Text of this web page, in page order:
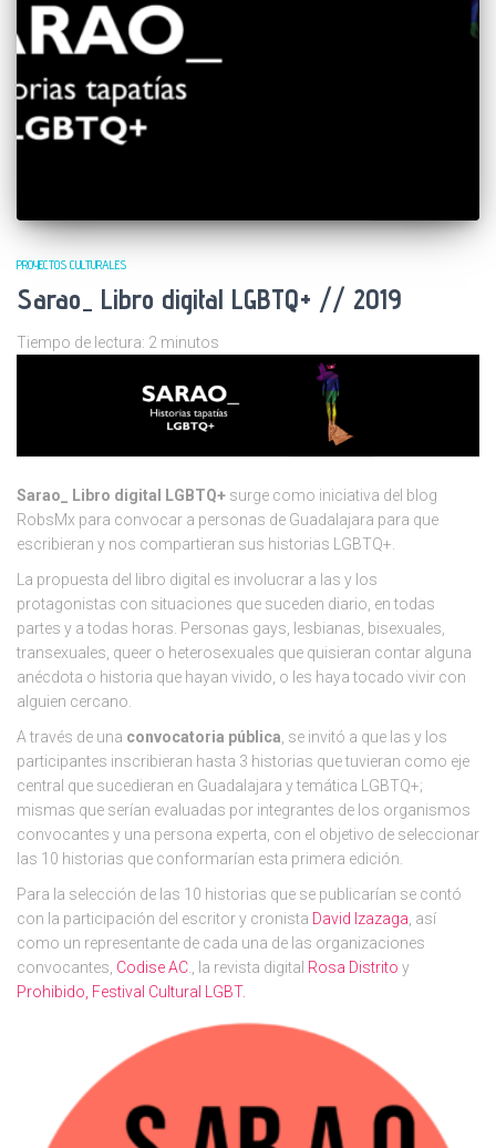
PROYECTOS CULTURALES
Sarao_ Libro digital LGBTQ+ // 2019
Tiempo de lectura: 2 minutos
Sarao_ Libro digital LGBTQ+ surge como iniciativa del blog
RobsMx para convocar a personas de Guadalajara para que
escribieran y nos compartieran sus historias LGBTQ+.
La propuesta del libro digital es involucrar a las y los
protagonistas con situaciones que suceden diario, en todas
partes y a todas horas. Personas gays, lesbianas, bisexuales,
transexuales, queer o heterosexuales que quisieran contar alguna
anécdota o historia que hayan vivido, o les haya tocado vivir con
alguien cercano.
A través de una convocatoria pública, se invitó a que las y los
participantes inscribieran hasta 3 historias que tuvieran como eje
central que sucedieran en Guadalajara y temática LGBTQ+;
mismas que serían evaluadas por integrantes de los organismos
convocantes y una persona experta, con el objetivo de seleccionar
las 10 historias que conformarían esta primera edición.
Para la selección de las 10 historias que se publicarían se contó
con la participación del escritor y cronista David Izazaga, así
como un representante de cada una de las organizaciones
convocantes, Codise AC., la revista digital Rosa Distrito y
Prohibido, Festival Cultural LGBT.